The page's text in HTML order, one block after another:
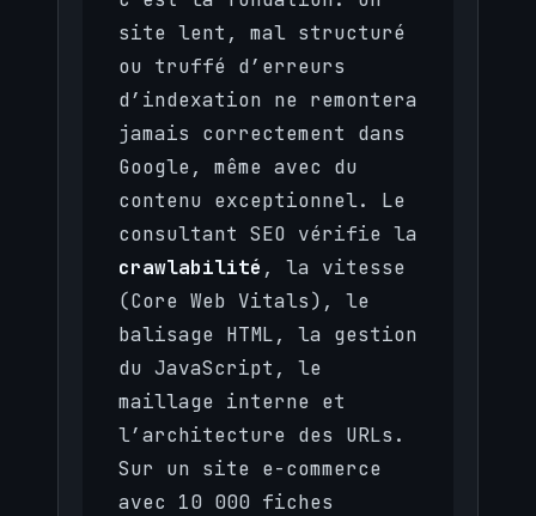
site lent, mal structuré
ou truffé d’erreurs
d’indexation ne remontera
jamais correctement dans
Google, même avec du
contenu exceptionnel. Le
consultant SEO vérifie la
crawlabilité , la vitesse
(Core Web Vitals), le
balisage HTML, la gestion
du JavaScript, le
maillage interne et
l’architecture des URLs.
Sur un site e-commerce
avec 10 000 fiches